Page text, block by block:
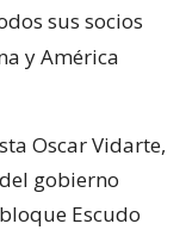
sus socios
y América
Oscar Vidarte,
gobierno
Escudo